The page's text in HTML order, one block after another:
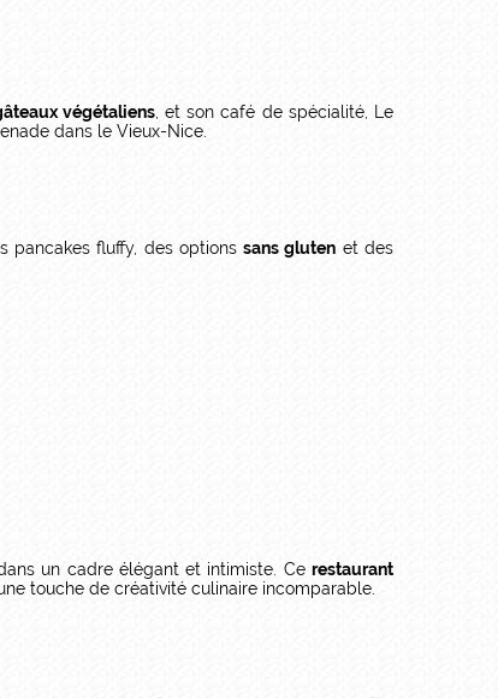
végétaliens, et son café de spécialité, Le
dans le Vieux-Nice.
pancakes fluffy, des optionssans gluten et des
un cadre élégant et intimiste. Cerestaurant
touche de créativité culinaire incomparable.